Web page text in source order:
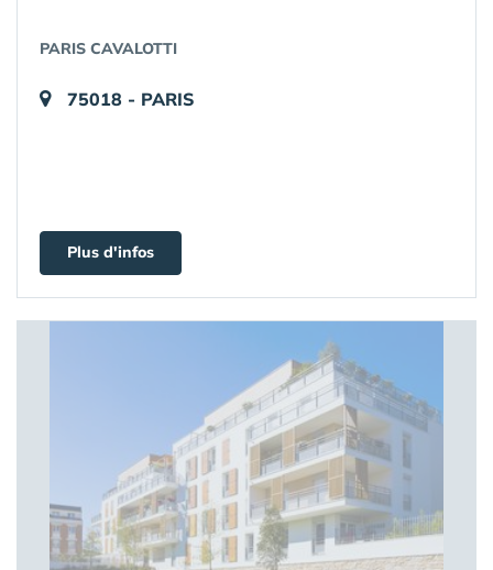
PARIS CAVALOTTI
75018 - PARIS
Plus d'infos